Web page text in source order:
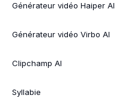
Générateur vidéo Haiper AI
Générateur vidéo Virbo AI
Clipchamp AI
Syllabie